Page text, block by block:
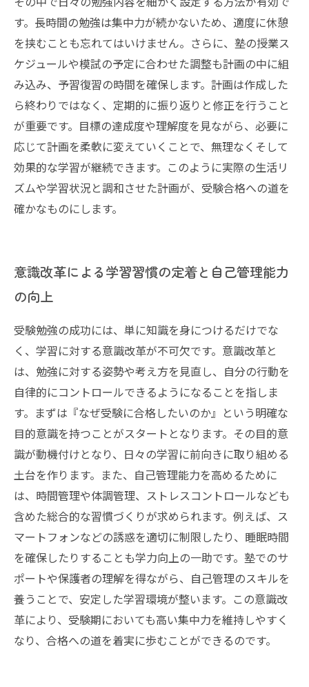
す。長時間の勉強は集中力が続かないため、適度に休憩
を挟むことも忘れてはいけません。さらに、塾の授業ス
ケジュールや模試の予定に合わせた調整も計画の中に組
み込み、予習復習の時間を確保します。計画は作成した
ら終わりではなく、定期的に振り返りと修正を行うこと
が重要です。目標の達成度や理解度を見ながら、必要に
応じて計画を柔軟に変えていくことで、無理なくそして
効果的な学習が継続できます。このように実際の生活リ
ズムや学習状況と調和させた計画が、受験合格への道を
確かなものにします。
意識改革による学習習慣の定着と自己管理能力
の向上
受験勉強の成功には、単に知識を身につけるだけでな
く、学習に対する意識改革が不可欠です。意識改革と
は、勉強に対する姿勢や考え方を見直し、自分の行動を
自律的にコントロールできるようになることを指しま
す。まずは『なぜ受験に合格したいのか』という明確な
目的意識を持つことがスタートとなります。その目的意
識が動機付けとなり、日々の学習に前向きに取り組める
土台を作ります。また、自己管理能力を高めるために
は、時間管理や体調管理、ストレスコントロールなども
含めた総合的な習慣づくりが求められます。例えば、ス
マートフォンなどの誘惑を適切に制限したり、睡眠時間
を確保したりすることも学力向上の一助です。塾でのサ
ポートや保護者の理解を得ながら、自己管理のスキルを
養うことで、安定した学習環境が整います。この意識改
革により、受験期においても高い集中力を維持しやすく
なり、合格への道を着実に歩むことができるのです。